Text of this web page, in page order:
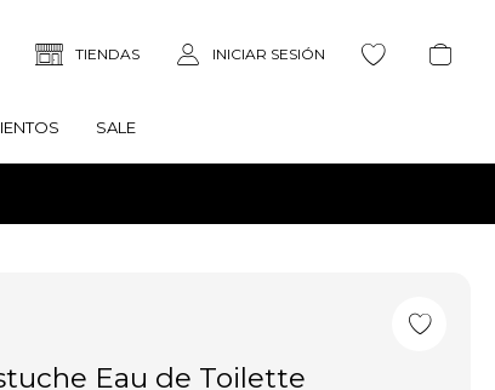
SALE
Eau de Toilette